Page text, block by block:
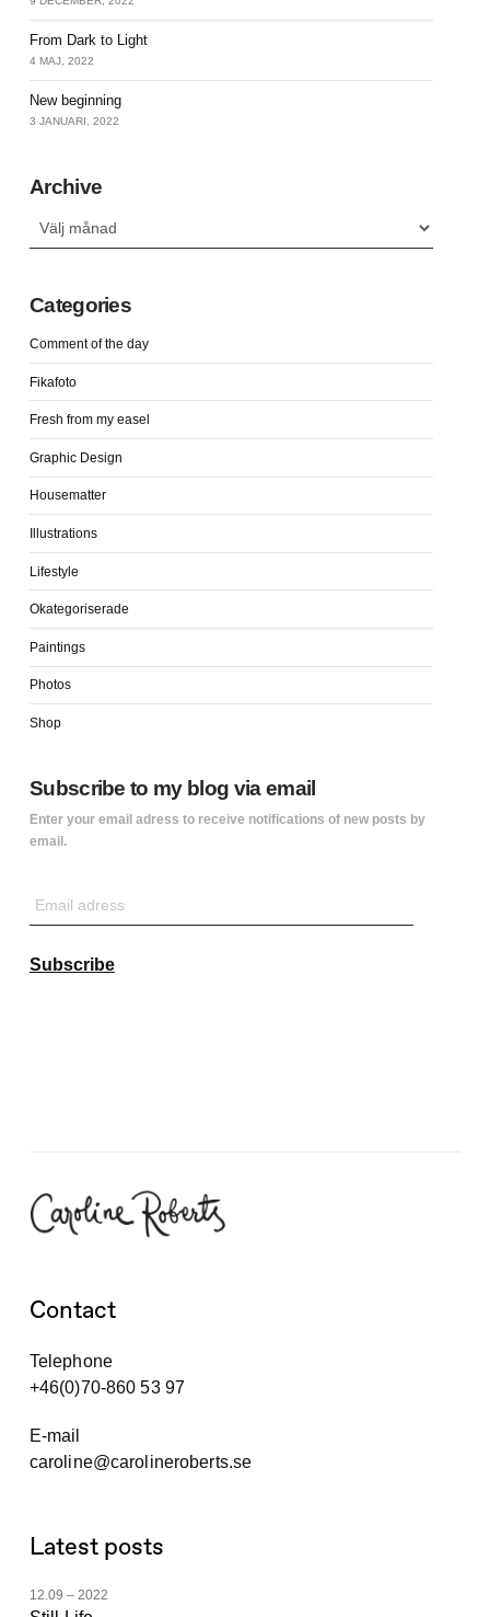
From Dark to Light
4 MAJ, 2022
New beginning
3 JANUARI, 2022
Archive
Categories
Comment of the day
Fikafoto
Fresh from my easel
Graphic Design
Housematter
Illustrations
Lifestyle
Okategoriserade
Paintings
Photos
Shop
Subscribe to my blog via email
Enter your email adress to receive notifications of new posts by
email.
Subscribe
Contact
Telephone
+46(0)70-860 53 97
E-mail
caroline@carolineroberts.se
Latest posts
12.09 – 2022